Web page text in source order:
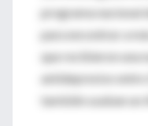
programa nacional
para encontrar a
que recibieron una
antidepresivo
también usaban un